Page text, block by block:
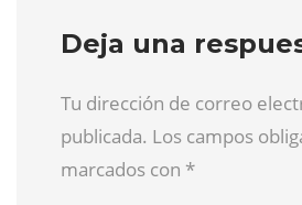
Deja una
Tu dirección de correo
publicada. Los campos
marcados con *